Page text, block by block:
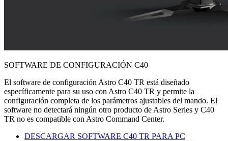
SOFTWARE DE CONFIGURACIÓN C40
El software de configuración Astro C40 TR está diseñado
específicamente para su uso con Astro C40 TR y permite la
configuración completa de los parámetros ajustables del mando. El
software no detectará ningún otro producto de Astro Series y C40
TR no es compatible con Astro Command Center.
DESCARGAR SOFTWARE C40 TR PARA PC